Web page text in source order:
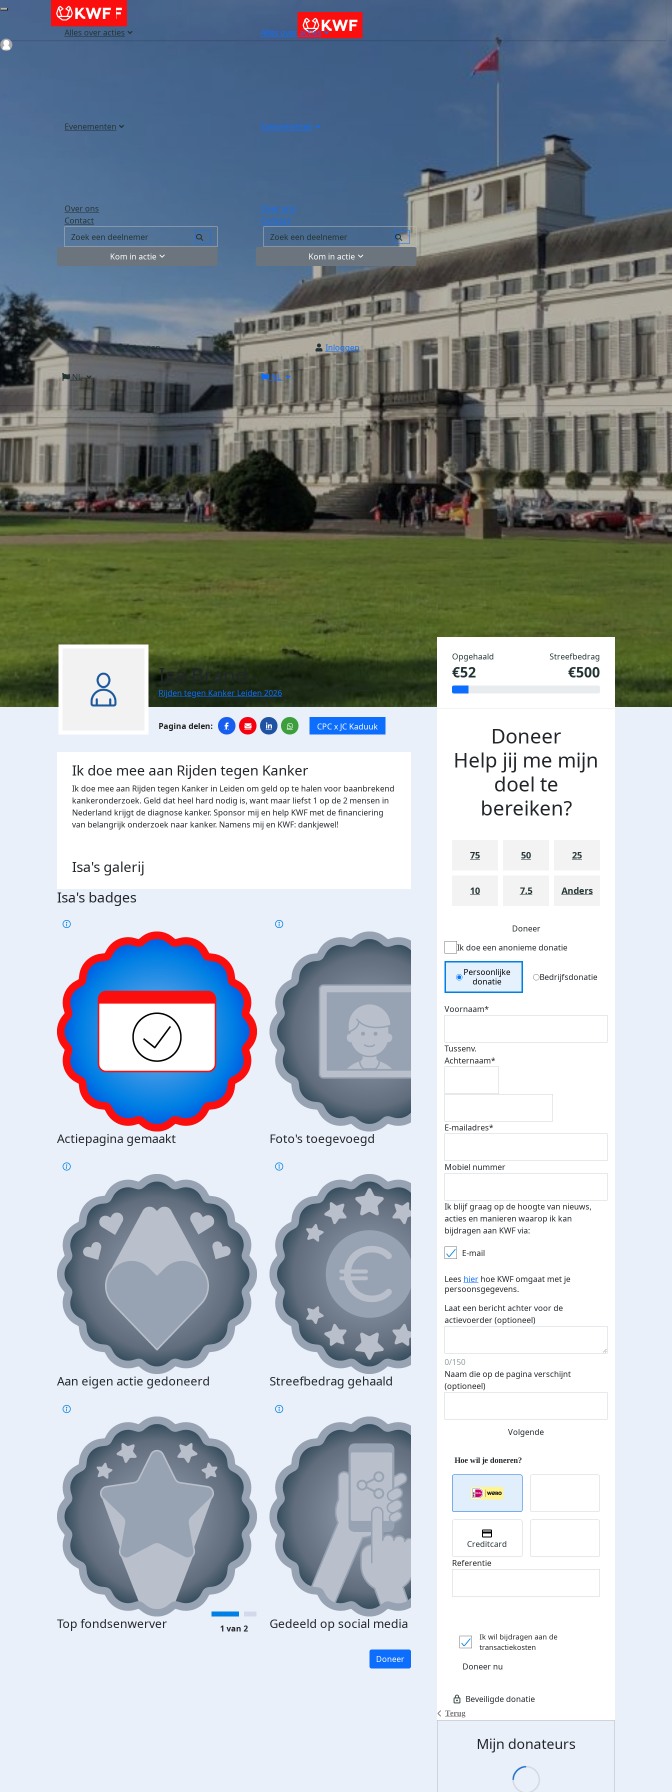
Alles over acties
Evenementen
Over ons
Contact
Kom in actie
Inloggen
NL
Alles over acties
Evenementen
Over ons
Contact
Kom in actie
Inloggen
NL
Isa Brand
Rijden tegen Kanker Leiden 2026
CPC x JC Kaduuk
Ik doe mee aan Rijden tegen Kanker
Ik doe mee aan Rijden tegen Kanker in Leiden om geld op te halen voor baanbrekend
kankeronderzoek. Geld dat heel hard nodig is, want maar liefst 1 op de 2 mensen in
Nederland krijgt de diagnose kanker. Sponsor mij en help KWF met de financiering
van belangrijk onderzoek naar kanker. Namens mij en KWF: dankjewel!
Isa's galerij
Isa's badges
Actiepagina gemaakt Foto's toegevoegd E-mails verstuurd
Aan eigen actie gedoneerd Streefbedrag gehaald Streefbedrag verhoogd
Top fondsenwerver Gedeeld op social media
Top fondsenwerver
1 van 2
Doneer
Opgehaald
€52
Streefbedrag
€500
Doneer
Help jij me mijn
doel te
bereiken?
75 50 25
10 7.5 Anders
Doneer
Ik doe een anonieme donatie
Donation Type
Persoonlijke
donatie
Bedrijfsdonatie
Voornaam*
Tussenv.
Achternaam*
E-mailadres*
Mobiel nummer
Ik blijf graag op de hoogte van nieuws,
acties en manieren waarop ik kan
bijdragen aan KWF via:
E-mail
Lees hier hoe KWF omgaat met je
persoonsgegevens.
Laat een bericht achter voor de
actievoerder (optioneel)
0/150
Naam die op de pagina verschijnt
(optioneel)
Volgende
Terug
Creditcard
Referentie
Ik wil bijdragen aan de
transactiekosten
Doneer nu
Mijn donateurs